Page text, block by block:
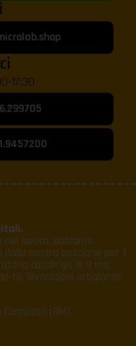
17:30
nel lavoro, abbiamo
dalla nostra passione per il
casalingo di 9 mq,
te, lavorazioni artigianali
Compatri (RM)